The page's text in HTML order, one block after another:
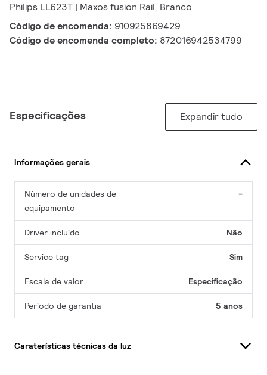
Philips LL623T | Maxos fusion Rail, Branco
Código de encomenda: 910925869429
Código de encomenda completo: 872016942534799
Especificações Expandir tudo
Informações gerais
Número de unidades de
equipamento
-
Driver incluído Não
Service tag Sim
Escala de valor Especificação
Período de garantia 5 anos
Caraterísticas técnicas da luz